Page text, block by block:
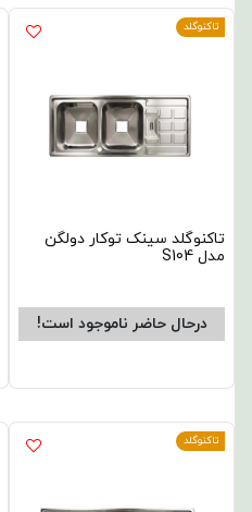
تاکنوگلد
تاکنوگلد سینک توکار دولگن
مدل S104
درحال حاضر ناموجود است!
تاکنوگلد